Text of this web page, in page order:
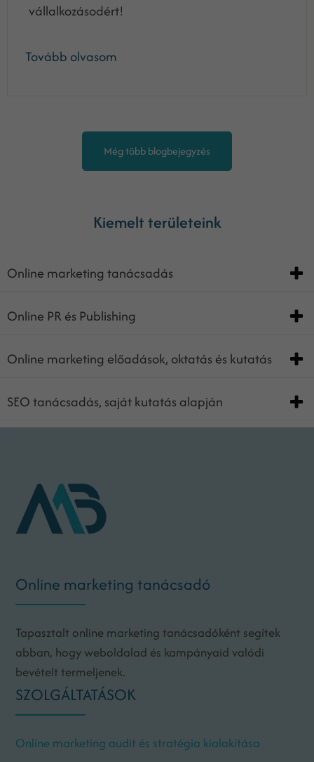
vállalkozásodért!
Tovább olvasom
Még több blogbejegyzés
Kiemelt területeink
Online marketing tanácsadás
Online PR és Publishing
Online marketing előadások, oktatás és kutatás
SEO tanácsadás, saját kutatás alapján
Online marketing tanácsadó
Tapasztalt online marketing tanácsadóként segítek
abban, hogy weboldalad és kampányaid valódi
bevételt termeljenek.
SZOLGÁLTATÁSOK
Online marketing audit és stratégia kialakítása